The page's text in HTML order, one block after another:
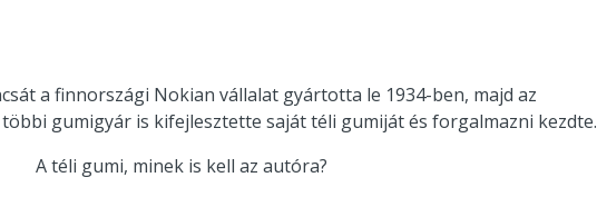
a finnországi Nokian vállalat gyártotta le 1934-ben, majd az
gumigyár is kifejlesztette saját téli gumiját és forgalmazni kezdte.
A téli gumi, minek is kell az autóra?